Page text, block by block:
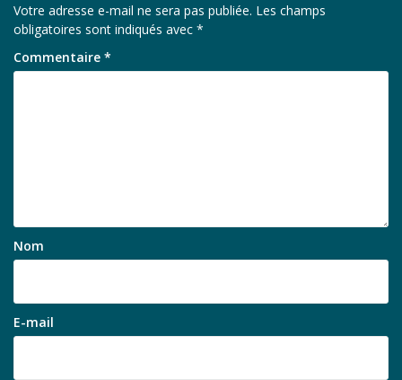
Votre adresse e-mail ne sera pas publiée. Les champs
obligatoires sont indiqués avec *
Commentaire *
Nom
E-mail